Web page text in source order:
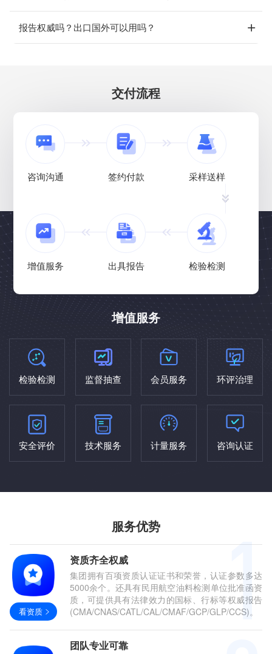
报告权威吗？出口国外可以用吗？
交付流程
咨询沟通 签约付款 采样送样
增值服务 出具报告 检验检测
增值服务
检验检测 监督抽查 会员服务 环评治理
安全评价 技术服务 计量服务 咨询认证
服务优势
看资质
资质齐全权威
集团拥有百项资质认证证书和荣誉，认证参数多达
5000余个。还具有民用航空油料检测单位批准函资
质，可提供具有法律效力的国标、行标等权威报告
(CMA/CNAS/CATL/CAL/CMAF/GCP/GLP/CCS)。
团队专业可靠